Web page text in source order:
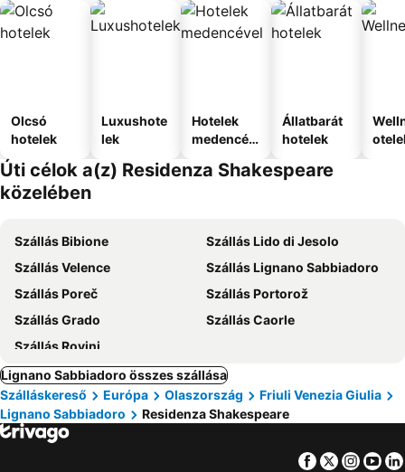
Olcsó
hotelek
Luxushote
lek
Hotelek
medencév
Állatbarát
hotelek
Úti célok a(z) Residenza Shakespeare
közelében
Szállás Bibione
Szállás Lido di Jesolo
Szállás Velence
Szállás Lignano Sabbiadoro
Szállás Poreč
Szállás Portorož
Szállás Grado
Szállás Caorle
Szállás Rovinj
Lignano Sabbiadoro összes szállása
Szálláskereső
Európa Olaszország
Friuli Venezia Giulia
Lignano Sabbiadoro
Residenza Shakespeare
Facebook
Twitter